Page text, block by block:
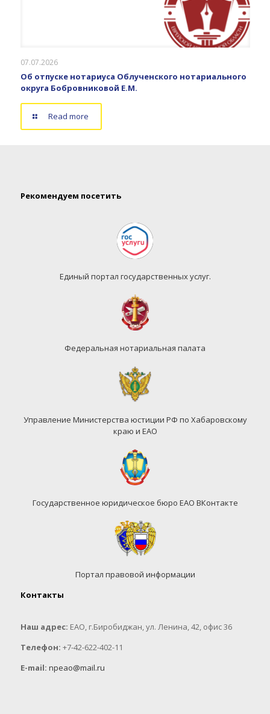
07.07.2026
Об отпуске нотариуса Облученского нотариального
округа Бобровниковой Е.М.
Read more
Рекомендуем посетить
Единый портал государственных услуг.
Федеральная нотариальная палата
Управление Министерства юстиции РФ по Хабаровскому
краю и ЕАО
Государственное юридическое бюро ЕАО ВКонтакте
Портал правовой информации
Контакты
Наш адрес: ЕАО, г.Биробиджан, ул. Ленина, 42, офис 36
Телефон: +7-42-622-402-11
E-mail: npeao@mail.ru